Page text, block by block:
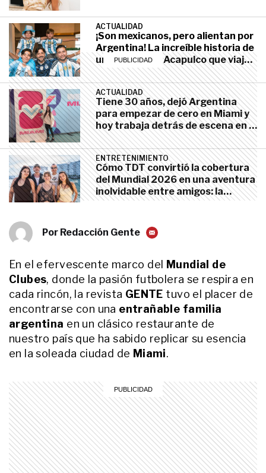
LIFESTYLE junio 18, 2025
Por Redacción Gente
En el efervescente marco del
Mundial de
Clubes, donde la pasión futbolera se respira en
cada rincón, la revista GENTE tuvo el placer de
encontrarse con una entrañable familia
argentina en un clásico restaurante de
nuestro país que ha sabido replicar su esencia
en la soleada ciudad de Miami.
ACTUALIDAD
¡Son mexicanos, pero alientan por
Argentina! La increíble historia de
una familia de Acapulco que viajó
al Mundial para ver a Messi
ACTUALIDAD
Tiene 30 años, dejó Argentina
para empezar de cero en Miami y
hoy trabaja detrás de escena en el
Mundial 2026: "Estoy viviendo
una experiencia única"
ENTRETENIMIENTO
Cómo TDT convirtió la cobertura
del Mundial 2026 en una aventura
inolvidable entre amigos: la
intimidad del equipo de OLGA en
Vendieron todo y dejaron su vida
historia de “Familia a Bordo por el
Mundo”
ENTRETENIMIENTO
¡Se argentinizó! Daniela
Christiansson sorprendió con un
video hablando en español: "Todo
se aprende"
ACTUALIDAD
cintas de capitán firmadas por
Messi y Maradona, una Copa de
Oro y parte del pastito que le
regaló a Lionel
ENTRETENIMIENTO
Desde Estados Unidos, Michelle
Masson habló de su viaje
inesperado al Mundial y la
promesa que hizo por la Selección